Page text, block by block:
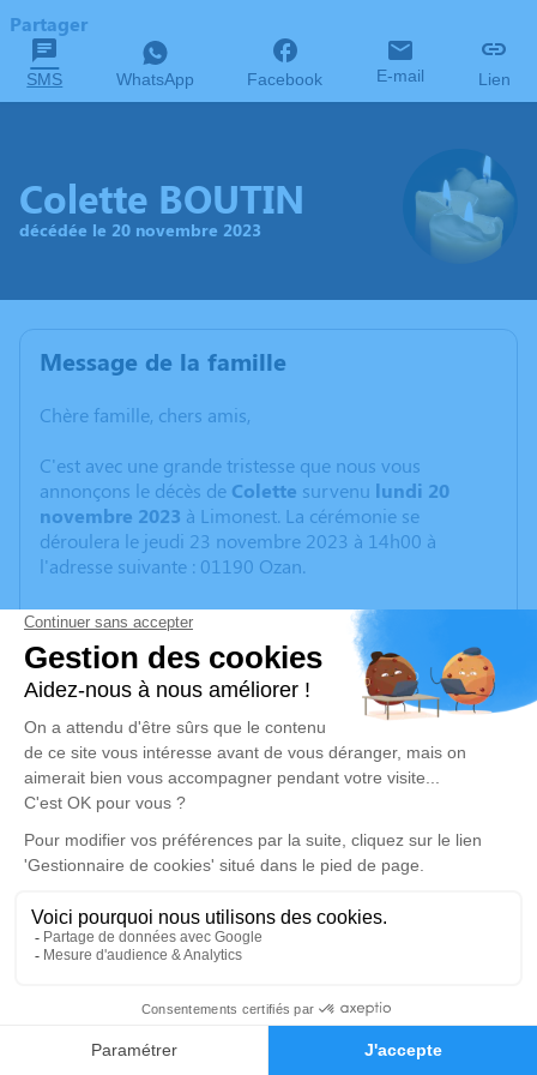
Faire-part Hommages
Partager
SMS WhatsApp Facebook E-mail Lien
Colette BOUTIN
décédée le 20 novembre 2023
Message de la famille
Chère famille, chers amis,
C'est avec une grande tristesse que nous vous
annonçons le décès de Colette survenu lundi 20
novembre 2023 à Limonest. La cérémonie se
déroulera le jeudi 23 novembre 2023 à 14h00 à
l'adresse suivante : 01190 Ozan.
Un service de plantation d’arbre hommage est
disponible ici.
Je rends hommage
Cérémonie
jeudi 23 novembre 2023 à 14h00
01190 Ozan
Je rends hommage
Déroulé des obsèques
Cérémonie